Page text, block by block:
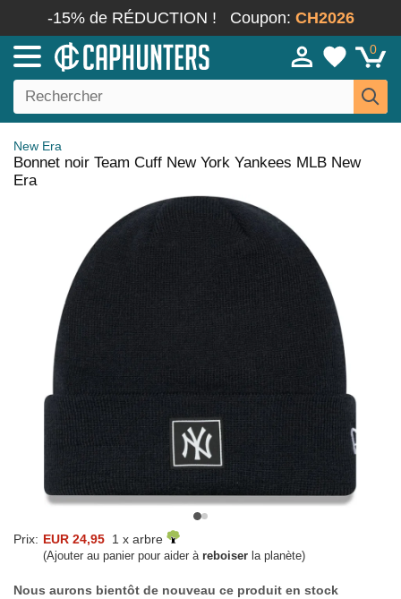
-15% de RÉDUCTION ! Coupon: CH2026
0
New Era
Bonnet noir Team Cuff New York Yankees MLB New
Era
Prix: EUR 24,95 1 x arbre
(Ajouter au panier pour aider à reboiser la planète)
Nous aurons bientôt de nouveau ce produit en stock